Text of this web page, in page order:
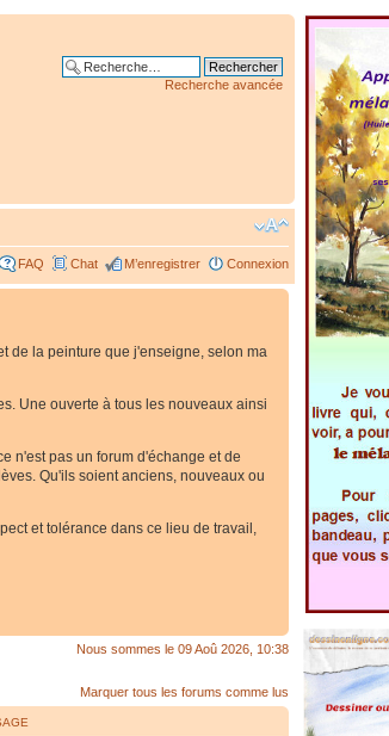
Recherche avancée
FAQ Chat M’enregistrer Connexion
de la peinture que j'enseigne, selon ma
Une ouverte à tous les nouveaux ainsi
n'est pas un forum d'échange et de
Qu'ils soient anciens, nouveaux ou
et tolérance dans ce lieu de travail,
Nous sommes le 09 Aoû 2026, 10:38
Marquer tous les forums comme lus